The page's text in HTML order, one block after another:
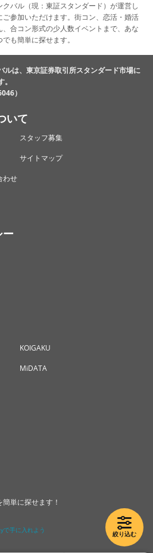
絞り込む
バル（現：東証スタンダード）が運営し
参加いただけます。街コン、恋活・婚活
合コン形式の少人数イベントまで、あな
も簡単に探せます。
ルは、東京証券取引所スタンダード市場に
）
いて
スタッフ募集
サイトマップ
わせ
ー
KOIGAKU
MiDATA
単に探せます！